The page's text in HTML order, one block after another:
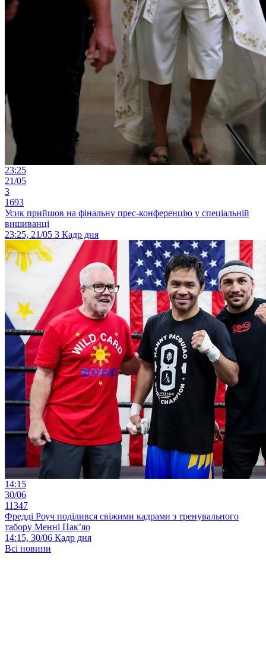
23:25
21/05
3
1693
Усик прийшов на фінальну прес-конференцію у спеціальній
вишиванці
23:25, 21/05 3 Кадр дня
14:15
30/06
11347
Фредді Роуч поділився свіжими кадрами з тренувального
табору Менні Пак’яо
14:15, 30/06 Кадр дня
Всі новини